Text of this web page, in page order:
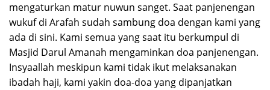
mengaturkan matur nuwun sanget. Saat panjenengan
wukuf di Arafah sudah sambung doa dengan kami yang
ada di sini. Kami semua yang saat itu berkumpul di
Masjid Darul Amanah mengaminkan doa panjenengan.
Insyaallah meskipun kami tidak ikut melaksanakan
ibadah haji, kami yakin doa-doa yang dipanjatkan